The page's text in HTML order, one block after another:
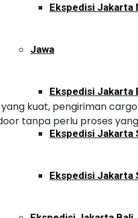
Ekspedisi Jakarta
Jawa
Ekspedisi Jakarta
Ekspedisi Jakarta
Ekspedisi Jakarta
kuat, pengiriman
tanpa perlu proses